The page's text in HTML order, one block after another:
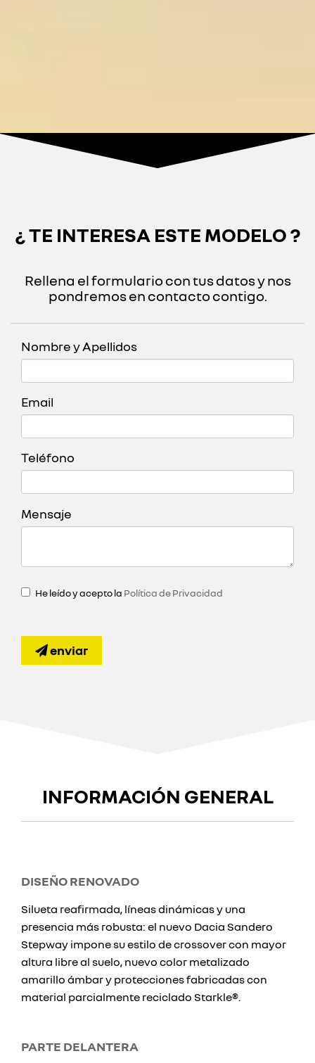
¿ TE INTERESA ESTE MODELO ?
Rellena el formulario con tus datos y nos
pondremos en contacto contigo.
Nombre y Apellidos
Email
Teléfono
Mensaje
He leído y acepto la Política de Privacidad
enviar
INFORMACIÓN GENERAL
DISEÑO RENOVADO
Silueta reafirmada, líneas dinámicas y una
presencia más robusta: el nuevo Dacia Sandero
Stepway impone su estilo de crossover con mayor
altura libre al suelo, nuevo color metalizado
amarillo ámbar y protecciones fabricadas con
material parcialmente reciclado Starkle®.
PARTE DELANTERA